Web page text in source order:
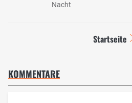
Nacht
Startseite
KOMMENTARE